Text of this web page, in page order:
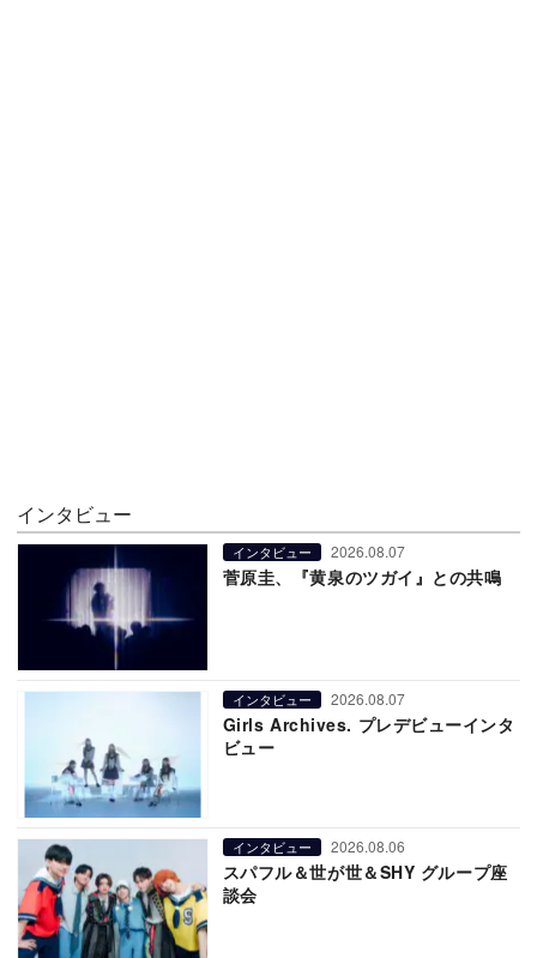
インタビュー
インタビュー 2026.08.07
菅原圭、『黄泉のツガイ』との共鳴
インタビュー 2026.08.07
Girls Archives. プレデビューインタ
ビュー
インタビュー 2026.08.06
スパフル＆世が世＆SHY グループ座
談会